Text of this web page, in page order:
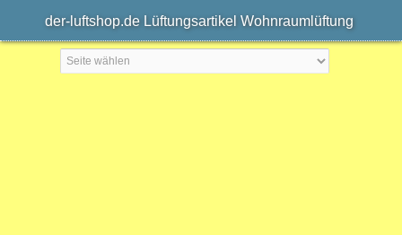
der-luftshop.de Lüftungsartikel Wohnraumlüftung